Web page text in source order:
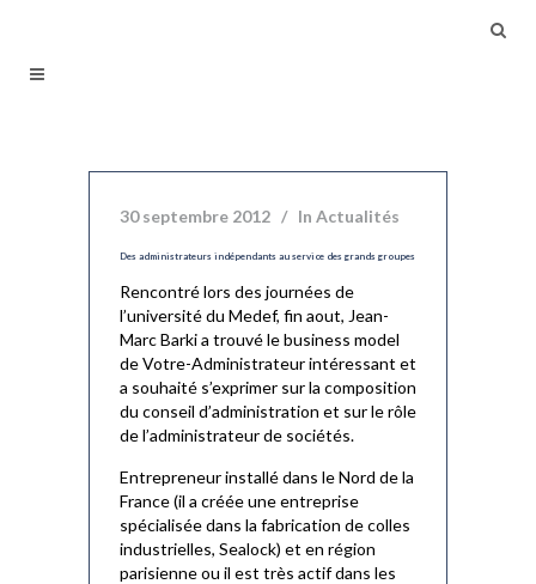
30 septembre 2012 In Actualités
Des administrateurs indépendants au service des grands groupes
Rencontré lors des journées de
l’université du Medef, fin aout, Jean-
Marc Barki a trouvé le business model
de Votre-Administrateur intéressant et
a souhaité s’exprimer sur la composition
du conseil d’administration et sur le rôle
de l’administrateur de sociétés.
Entrepreneur installé dans le Nord de la
France (il a créée une entreprise
spécialisée dans la fabrication de colles
industrielles, Sealock) et en région
parisienne ou il est très actif dans les